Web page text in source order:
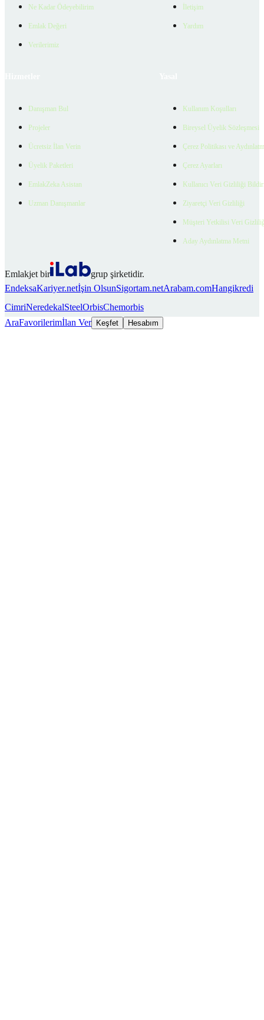
Ne Kadar Ödeyebilirim
Emlak Değeri
Verilerimiz
İletişim
Yardım
Danışman Bul
Projeler
Ücretsiz İlan Verin
Üyelik Paketleri
EmlakZeka Asistan
Uzman Danışmanlar
Kullanım Koşulları
Bireysel Üyelik Sözleşmesi
Çerez Politikası ve
Çerez Ayarları
Kullanıcı Veri Gizliliği
Ziyaretçi Veri Gizliliği
Müşteri Yetkilisi Veri
Aday Aydınlatma Metni
Emlakjet bir
grup şirketidir.
EndeksaKariyer.netİşin OlsunSigortam.netArabam.comHangikredi
CimriNeredekalSteelOrbisChemorbis
AraFavorilerimİlan Ver Keşfet Hesabım